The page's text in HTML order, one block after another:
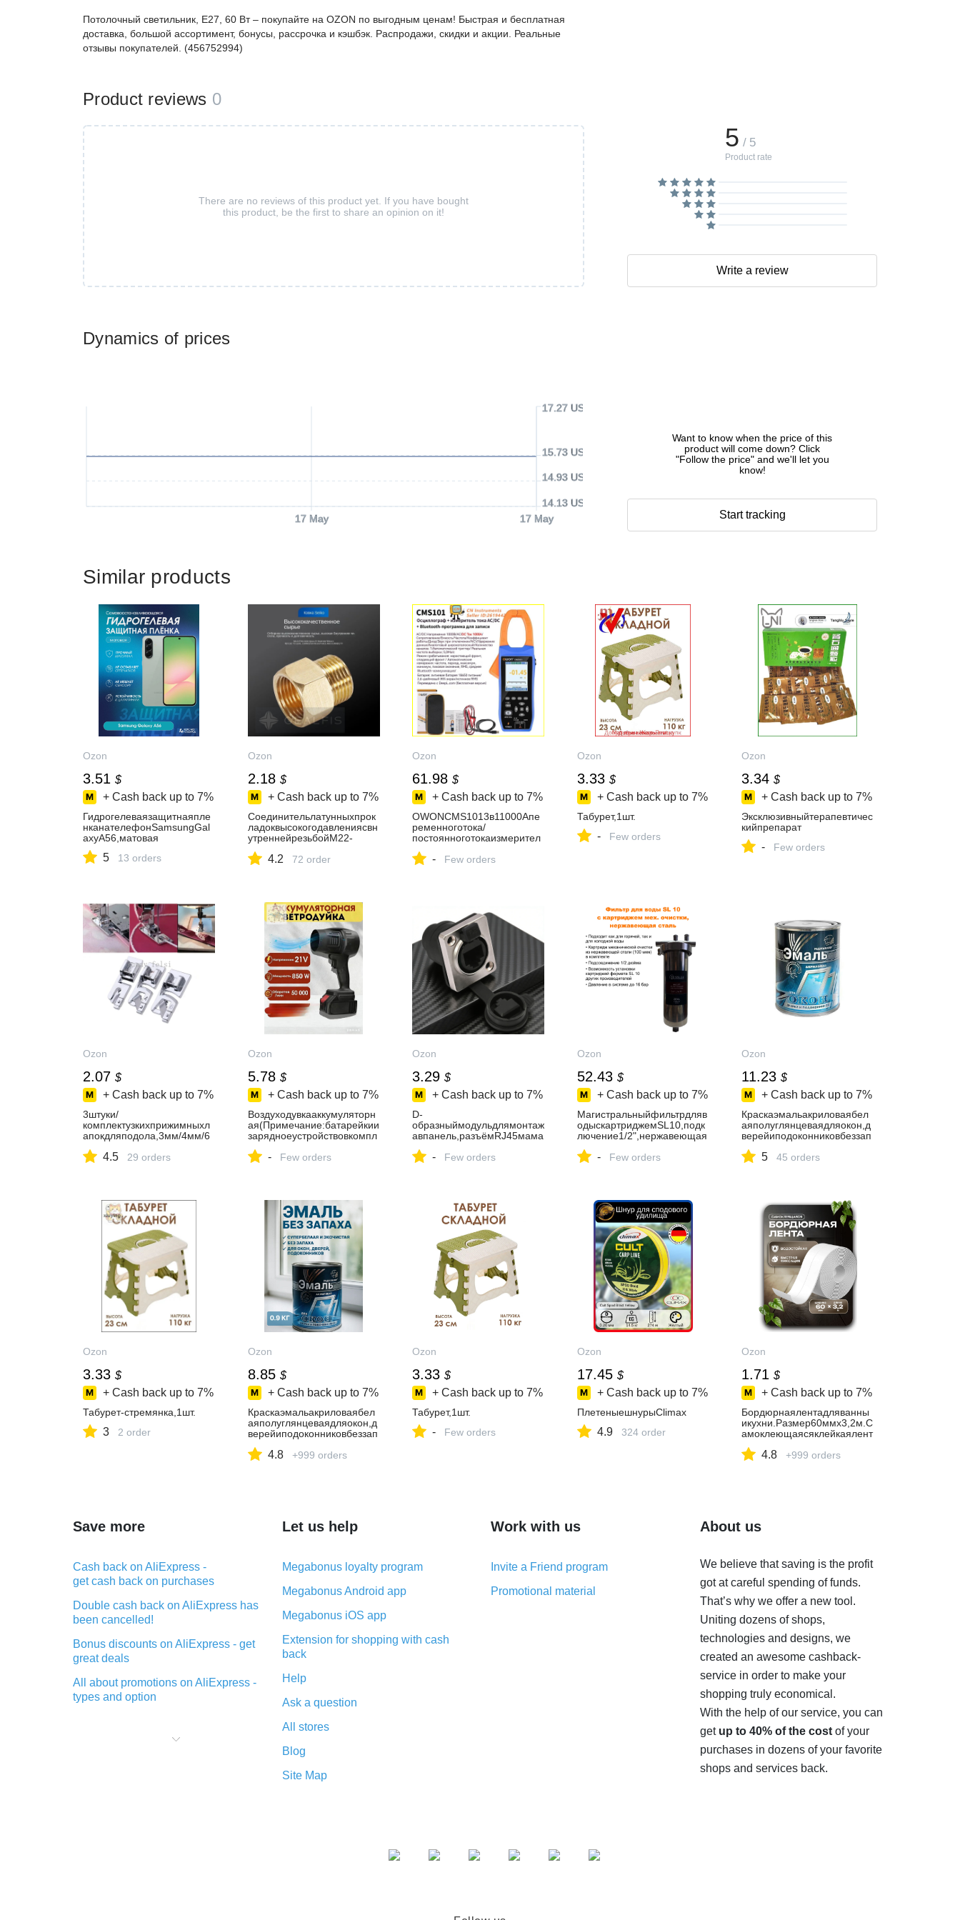
Dynamics of prices
17 May 17 May
14.13 USD
14.93 USD
15.73 USD
17.27 USD
Want to know when the price of this
product will come down? Click
"Follow the price" and we'll let you
know!
Start tracking
Потолочный светильник, E27, 60 Вт – покупайте на OZON по выгодным ценам! Быстрая и бесплатная
доставка, большой ассортимент, бонусы, рассрочка и кэшбэк. Распродажи, скидки и акции. Реальные
отзывы покупателей. (456752994)
Product reviews 0
There are no reviews of this product yet. If you have bought
this product, be the first to share an opinion on it!
5 / 5
Product rate
Write a review
Similar products
Ozon
3.51 $
+ Cash back up to 7%
Гидрогелеваязащитнаяпле
нканателефонSamsungGal
axyA56,матовая
5 13 orders
Ozon
2.18 $
+ Cash back up to 7%
Соединительлатунныхпрок
ладоквысокогодавлениясвн
утреннейрезьбойМ22-
-14мм,4500PSI
4.2 72 order
Ozon
61.98 $
+ Cash back up to 7%
OWONCMS1013в11000Апе
ременноготока/
постоянноготокаизмерител
тиеваябатарея
- Few orders
Ozon
3.33 $
+ Cash back up to 7%
Табурет,1шт.
- Few orders
Ozon
3.34 $
+ Cash back up to 7%
Эксклюзивныйтерапевтичес
кийпрепарат
- Few orders
Ozon
2.07 $
+ Cash back up to 7%
3штуки/
комплектузкихприжимныхл
апокдляподола,3мм/4мм/6
уаровдляшвейныхмашинсн
4.5 29 orders
Ozon
5.78 $
+ Cash back up to 7%
Воздуходувкааккумуляторн
ая(Примечание:батарейкии
зарядноеустройствовкомпл
- Few orders
Ozon
3.29 $
+ Cash back up to 7%
D-
образныймодульдлямонтаж
авпанель,разъёмRJ45мама
епроницаемый
- Few orders
Ozon
52.43 $
+ Cash back up to 7%
Магистральныйфильтрдляв
одыскартриджемSL10,подк
лючение1/2",нержавеющая
- Few orders
Ozon
11.23 $
+ Cash back up to 7%
Краскаэмальакриловаябел
аяполуглянцеваядляокон,д
верейиподоконниковбеззап
длянаружныхивнутреннихр
5 45 orders
Ozon
3.33 $
+ Cash back up to 7%
Табурет-стремянка,1шт.
3 2 order
Ozon
8.85 $
+ Cash back up to 7%
Краскаэмальакриловаябел
аяполуглянцеваядляокон,д
верейиподоконниковбеззап
длянаружныхивнутреннихр
4.8 +999 orders
Ozon
3.33 $
+ Cash back up to 7%
Табурет,1шт.
- Few orders
Ozon
17.45 $
+ Cash back up to 7%
ПлетеныешнурыClimax
4.9 324 order
Ozon
1.71 $
+ Cash back up to 7%
Бордюрнаялентадляванны
икухни.Размер60ммх3,2м.С
амоклеющаясяклейкаялент
4.8 +999 orders
Save more
Cash back on AliExpress -
get cash back on purchases
Double cash back on AliExpress has
been cancelled!
Bonus discounts on AliExpress - get
great deals
All about promotions on AliExpress -
types and option
purchases on AliExpress - short and
Let us help
Megabonus loyalty program
Megabonus Android app
Megabonus iOS app
Extension for shopping with cash
back
Help
Ask a question
All stores
Blog
Site Map
Work with us
Invite a Friend program
Promotional material
About us
We believe that saving is the profit
got at careful spending of funds.
That’s why we offer a new tool.
Uniting dozens of shops,
technologies and designs, we
created an awesome cashback-
service in order to make your
shopping truly economical.
With the help of our service, you can
get up to 40% of the costof your
purchases in dozens of your favorite
shops and services back.